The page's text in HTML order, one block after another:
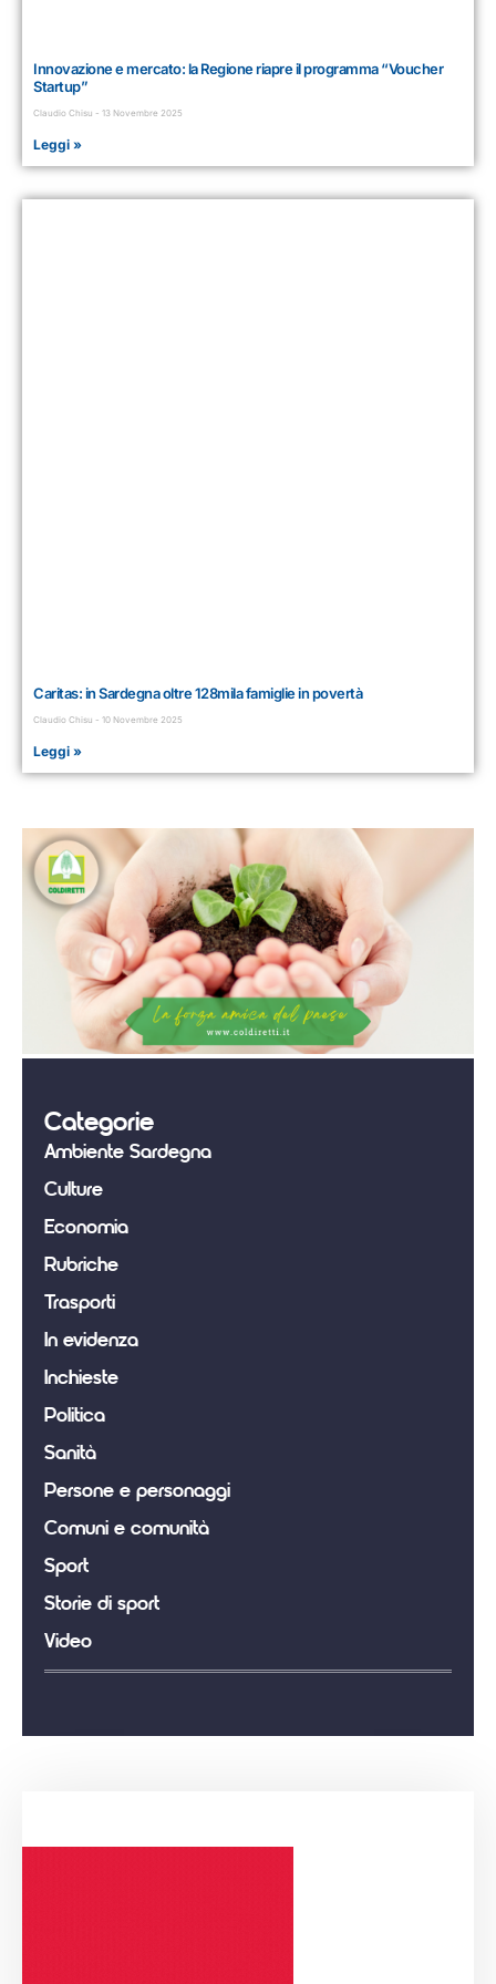
Innovazione e mercato: la Regione riapre il programma “Voucher
Startup”
Claudio Chisu 13 Novembre 2025
Leggi »
Caritas: in Sardegna oltre 128mila famiglie in povertà
Claudio Chisu 10 Novembre 2025
Leggi »
Categorie
Ambiente Sardegna
Culture
Economia
Rubriche
Trasporti
In evidenza
Inchieste
Politica
Sanità
Persone e personaggi
Comuni e comunità
Sport
Storie di sport
Video